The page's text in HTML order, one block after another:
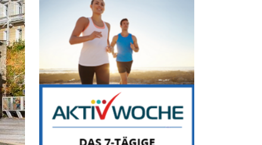
Next